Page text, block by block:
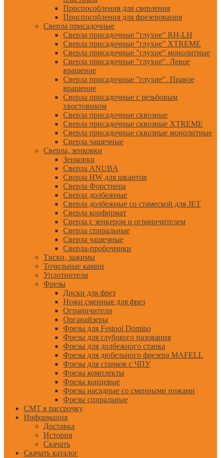
Приспособления для сверления
Приспособления для фрезерования
Сверла присадочные
Сверла присадочные "глухие" RH-LH
Сверла присадочные "глухие" XTREME
Сверла присадочные "глухие" монолитные
Сверла присадочные "глухие". Левое
вращение
Сверла присадочные "глухие". Правое
вращение
Сверла присадочные с резьбовым
хвостовиком
Сверла присадочные сквозные
Сверла присадочные сквозные XTREME
Сверла присадочные сквозные монолитные
Сверла чашечные
Сверла, зенковки
Зенковки
Сверла ANUBA
Сверла HW для шкантов
Сверла Форстнера
Сверла долбежные
Сверла долбежные со стамеской для JET
Сверла конфирмат
Сверла с зенкером и ограничителем
Сверла спиральные
Сверла чашечные
Сверла-пробочники
Тиски, зажимы
Точильные камни
Уплотнители
Фрезы
Диски для фрез
Ножи сменные для фрез
Ограничители
Органайзеры
Фрезы для Festool Domino
Фрезы для глубокого пазования
Фрезы для долбежного станка
Фрезы для дюбельного фрезера MAFELL
Фрезы для станков с ЧПУ
Фрезы комплекты
Фрезы концевые
Фрезы насадные со сменными ножами
Фрезы спиральные
CMT в рассрочку
Информация
Доставка
История
Скачать
Скачать каталог